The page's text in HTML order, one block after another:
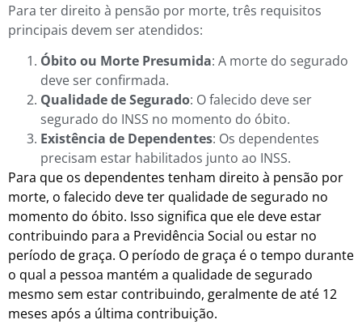
Para ter direito à pensão por morte, três requisitos
principais devem ser atendidos:
Óbito ou Morte Presumida: A morte do segurado
deve ser confirmada.
Qualidade de Segurado: O falecido deve ser
segurado do INSS no momento do óbito.
Existência de Dependentes: Os dependentes
precisam estar habilitados junto ao INSS.
Para que os dependentes tenham direito à pensão por
morte, o falecido deve ter qualidade de segurado no
momento do óbito. Isso significa que ele deve estar
contribuindo para a Previdência Social ou estar no
período de graça. O período de graça é o tempo durante
o qual a pessoa mantém a qualidade de segurado
mesmo sem estar contribuindo, geralmente de até 12
meses após a última contribuição.